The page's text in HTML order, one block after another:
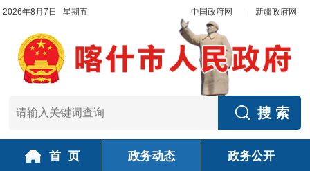
2026年8月7日 星期五 中国政府网 新疆政府网
首 页 政务动态 政务公开